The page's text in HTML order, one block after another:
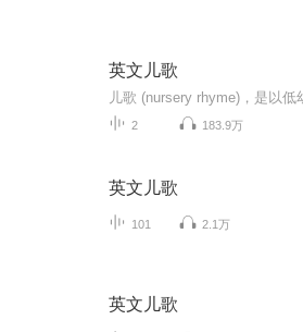
英文儿歌
2 183.9万
英文儿歌
101 2.1万
英文儿歌